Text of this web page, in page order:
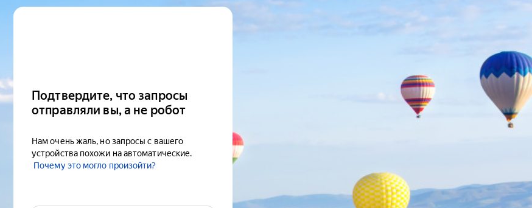
Подтвердите, что запросы
отправляли вы, а не робот
Нам очень жаль, но запросы с вашего
устройства похожи на автоматические.
Почему это могло произойти?